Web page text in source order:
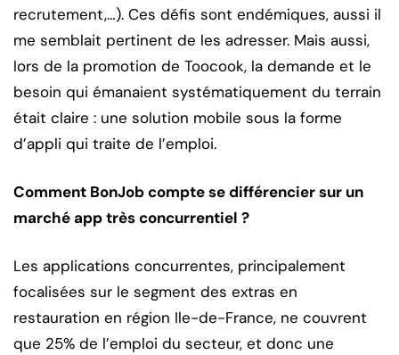
recrutement,…). Ces défis sont endémiques, aussi il
me semblait pertinent de les adresser. Mais aussi,
lors de la promotion de Toocook, la demande et le
besoin qui émanaient systématiquement du terrain
était claire : une solution mobile sous la forme
d’appli qui traite de l’emploi.
Comment BonJob compte se différencier sur un
marché app très concurrentiel ?
Les applications concurrentes, principalement
focalisées sur le segment des extras en
restauration en région Ile-de-France, ne couvrent
que 25% de l’emploi du secteur, et donc une